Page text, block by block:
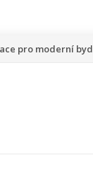
pro moderní